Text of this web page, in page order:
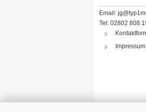
Email:
Tel: 02802 808
Impressum